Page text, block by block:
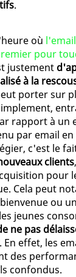
.
où
pour
justement
à la
porter sur
rapport à un
par email en
c'est le
clients
pour
Cela peut
ou
jeunes
ne pas
. En effet, les
des
confondus.